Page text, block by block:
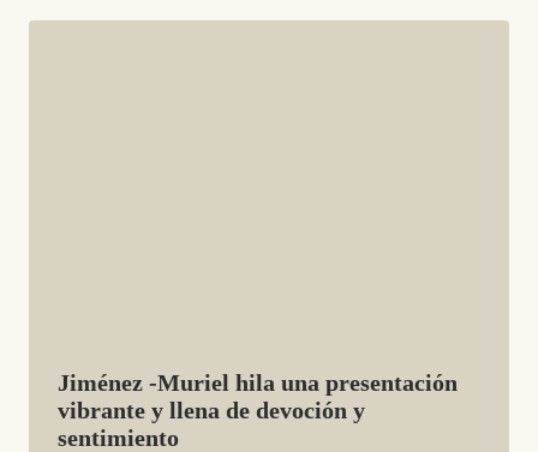
Jiménez -Muriel hila una presentación
vibrante y llena de devoción y
sentimiento